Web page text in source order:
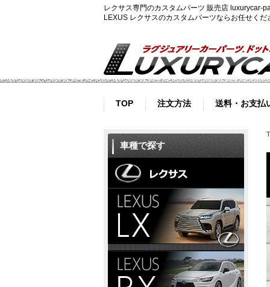
レクサス専門のカスタムパーツ 販売店 luxurycar-
LEXUS レクサスのカスタムパーツならお任せく
TOP 注文方法 送料・お支払
車種で探す